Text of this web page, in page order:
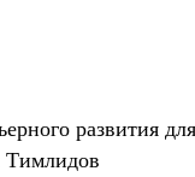
развития
Тимлидов